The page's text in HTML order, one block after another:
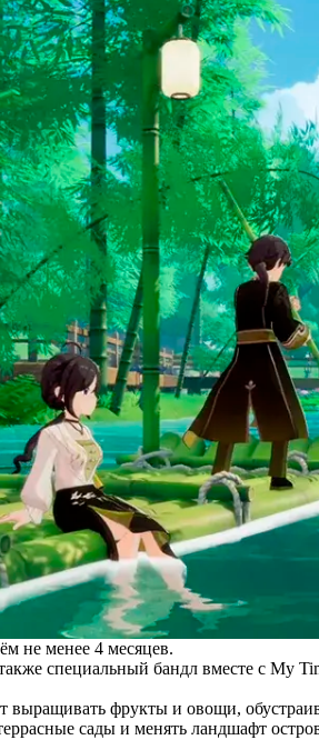
не менее 4 месяцев.
специальный бандл вместе с My
выращивать фрукты и овощи,
сады и менять ландшафт